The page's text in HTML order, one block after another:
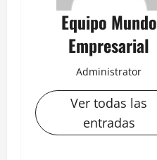
Equipo Mundo
Empresarial
Administrator
Ver todas las
entradas